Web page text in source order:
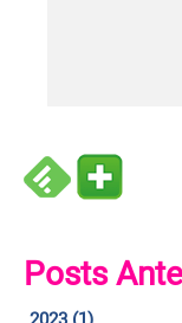
Posts